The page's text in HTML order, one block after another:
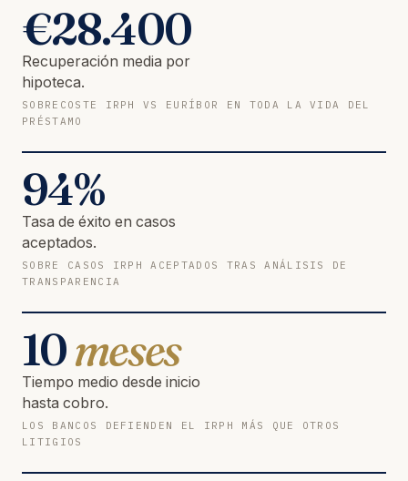
€28.400
Recuperación media por
hipoteca.
SOBRECOSTE IRPH VS EURÍBOR EN TODA LA VIDA DEL
PRÉSTAMO
94%
Tasa de éxito en casos
aceptados.
SOBRE CASOS IRPH ACEPTADOS TRAS ANÁLISIS DE
TRANSPARENCIA
10meses
Tiempo medio desde inicio
hasta cobro.
LOS BANCOS DEFIENDEN EL IRPH MÁS QUE OTROS
LITIGIOS